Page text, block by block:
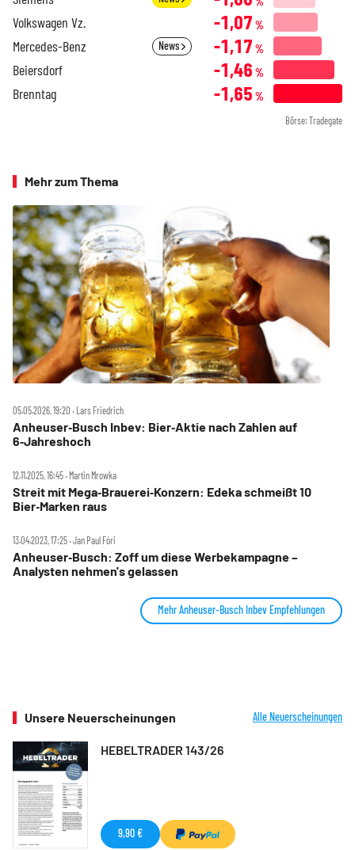
Volkswagen Vz. -1,07 %
Mercedes-Benz News -1,17 %
Beiersdorf -1,46 %
Brenntag -1,65 %
Börse: Tradegate
Mehr zum Thema
05.05.2026, 19:20 ‧ Lars Friedrich
Anheuser‑Busch Inbev: Bier‑Aktie nach Zahlen auf
6‑Jahreshoch
12.11.2025, 16:45 ‧ Martin Mrowka
Streit mit Mega‑Brauerei‑Konzern: Edeka schmeißt 10
Bier‑Marken raus
13.04.2023, 17:25 ‧ Jan Paul Fóri
Anheuser‑Busch: Zoff um diese Werbekampagne –
Analysten nehmen's gelassen
Mehr Anheuser-Busch Inbev Empfehlungen
Unsere Neuerscheinungen Alle Neuerscheinungen
HEBELTRADER 143/26
9,90 €